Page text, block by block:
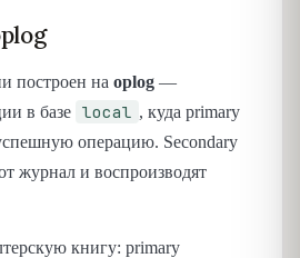
построен на oplog —
в базе local , куда primary
операцию. Secondary
журнал и воспроизводят
книгу: primary